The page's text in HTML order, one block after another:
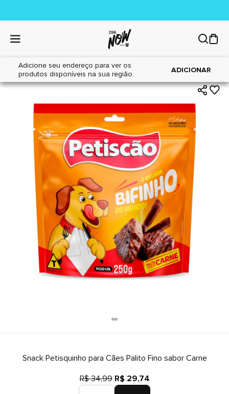
Adicione seu endereço para ver os
produtos disponíveis na sua região.
ADICIONAR
Home|Cães|Petiscos
Snack Petisquinho para Cães Palito Fino sabor Carne
R$ 34,99 R$ 29,74